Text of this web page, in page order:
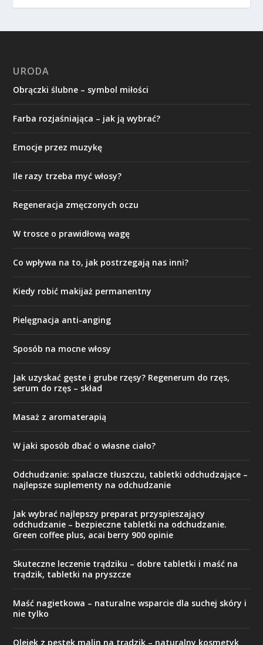
URODA
Obrączki ślubne – symbol miłości
Farba rozjaśniająca – jak ją wybrać?
Emocje przez muzykę
Ile razy trzeba myć włosy?
Regeneracja zmęczonych oczu
W trosce o prawidłową wagę
Co wpływa na to, jak postrzegają nas inni?
Kiedy robić makijaż permanentny
Pielęgnacja anti-anging
Sposób na mocne włosy
Jak uzyskać gęste i grube rzęsy? Regenerum do rzęs,
serum do rzęs – skład
Masaż z aromaterapią
W jaki sposób dbać o własne ciało?
Odchudzanie: spalacze tłuszczu, tabletki odchudzające –
najlepsze suplementy na odchudzanie
Jak wybrać najlepszy preparat przyspieszający
odchudzanie – bezpieczne tabletki na odchudzanie.
Green coffee plus, acai berry 900 opinie
Skuteczne leczenie trądziku – dobre tabletki i maść na
trądzik, tabletki na pryszcze
Maść nagietkowa – naturalne wsparcie dla suchej skóry i
nie tylko
Olejek z pestek malin na trądzik – naturalny kosmetyk